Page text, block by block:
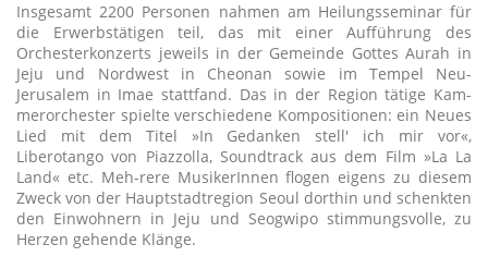
Insgesamt 2200 Personen nahmen am Heilungsseminar für
die Erwerbstätigen teil, das mit einer Aufführung des
Orchesterkonzerts jeweils in der Gemeinde Gottes Aurah in
Jeju und Nordwest in Cheonan sowie im Tempel Neu-
Jerusalem in Imae stattfand. Das in der Region tätige Kam-
merorchester spielte verschiedene Kompositionen: ein Neues
Lied mit dem Titel »In Gedanken stell' ich mir vor«,
Liberotango von Piazzolla, Soundtrack aus dem Film »La La
Land« etc. Meh-rere MusikerInnen flogen eigens zu diesem
Zweck von der Hauptstadtregion Seoul dorthin und schenkten
den Einwohnern in Jeju und Seogwipo stimmungsvolle, zu
Herzen gehende Klänge.